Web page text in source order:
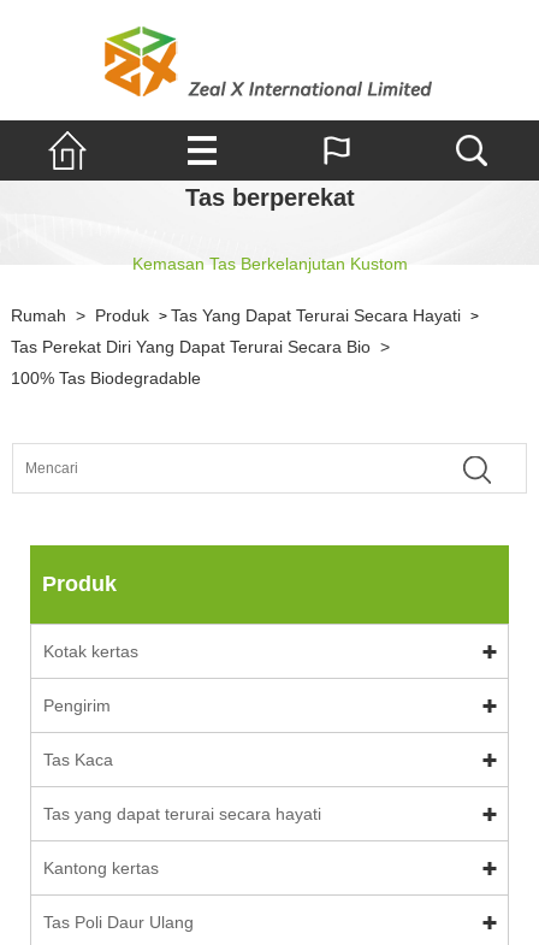
Tas berperekat
Kemasan Tas Berkelanjutan Kustom
Rumah > Produk > Tas Yang Dapat Terurai Secara Hayati >
Tas Perekat Diri Yang Dapat Terurai Secara Bio >
100% Tas Biodegradable
Produk
Kotak kertas
Pengirim
Tas Kaca
Tas yang dapat terurai secara hayati
Kantong kertas
Tas Poli Daur Ulang